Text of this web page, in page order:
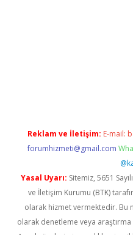
Reklam ve İletişim: E-mail:
forumhizmeti@gmail.com
Yasal Uyarı: Sitemiz, 5651
ve İletişim Kurumu (BTK)
olarak hizmet vermektedir. Bu
olarak denetleme veya